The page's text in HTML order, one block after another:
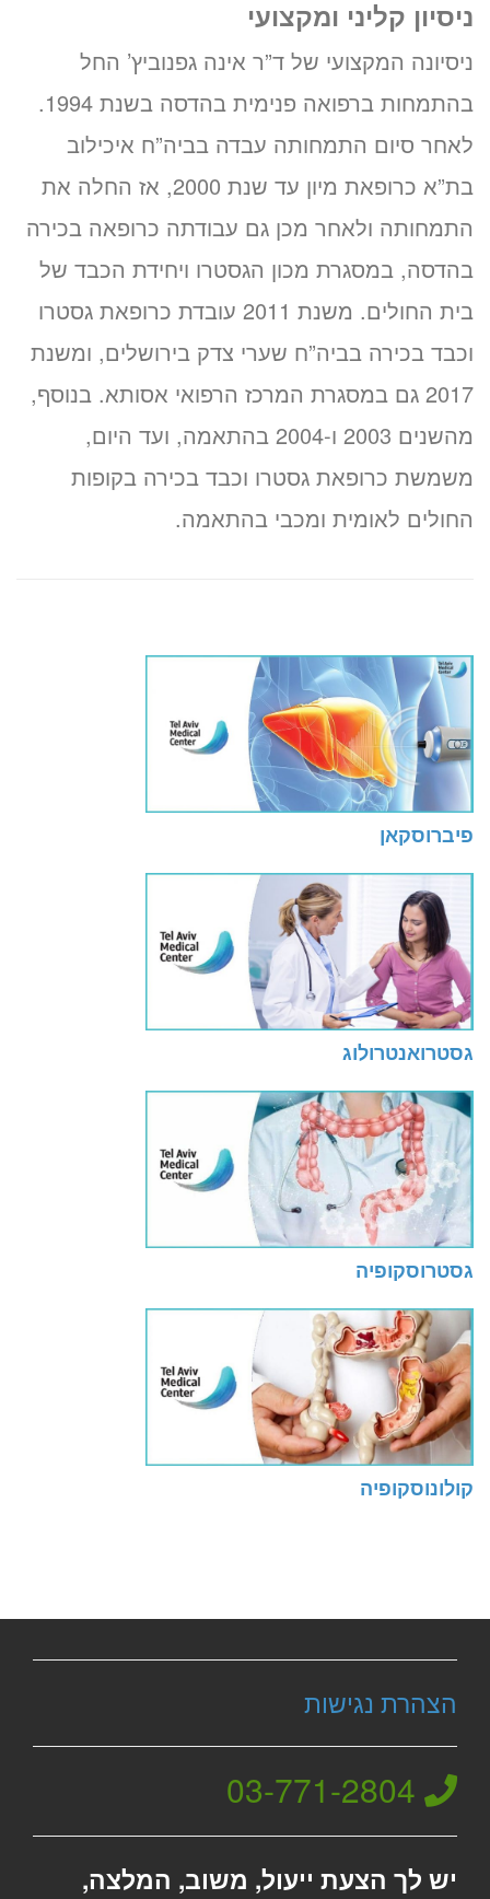
ניסיון קליני ומקצועי
ניסיונה המקצועי של ד”ר אינה גפנוביץ’ החל
בהתמחות ברפואה פנימית בהדסה בשנת 1994.
לאחר סיום התמחותה עבדה בביה”ח איכילוב
בת”א כרופאת מיון עד שנת 2000, אז החלה את
התמחותה ולאחר מכן גם עבודתה כרופאה בכירה
בהדסה, במסגרת מכון הגסטרו ויחידת הכבד של
בית החולים. משנת 2011 עובדת כרופאת גסטרו
וכבד בכירה בביה”ח שערי צדק בירושלים, ומשנת
2017 גם במסגרת המרכז הרפואי אסותא. בנוסף,
מהשנים 2003 ו-2004 בהתאמה, ועד היום,
משמשת כרופאת גסטרו וכבד בכירה בקופות
החולים לאומית ומכבי בהתאמה.
פיברוסקאן
גסטרואנטרולוג
גסטרוסקופיה
קולונוסקופיה
הצהרת נגישות
03-771-2804
יש לך הצעת ייעול, משוב, המלצה,